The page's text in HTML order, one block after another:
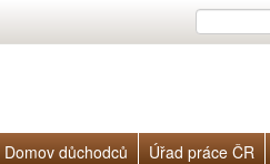
Domov důchodců Úřad práce ČR